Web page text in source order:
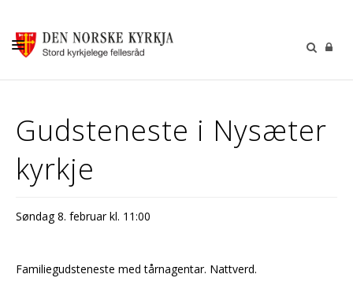
GUDSTENESTER
DÅP VIGSEL GRAVFERD
BARN OG UNGDOM
SOKNERÅDA
KONTAKT OSS
Gudsteneste i Nysæter
kyrkje
Søndag 8. februar kl. 11:00
Familiegudsteneste med tårnagentar. Nattverd.